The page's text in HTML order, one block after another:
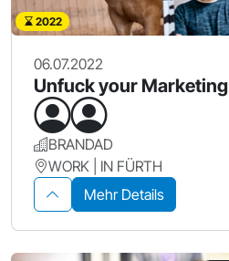
2022
06.07.2022
Unfuck your Marketing
BRANDAD
WORK | IN FÜRTH
Mehr Details